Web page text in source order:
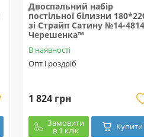
Двоспальний набір
постільної білизни
зі Страйп Сатину №14-4814
Черешенка™
В наявності
Опт і роздріб
1 824 грн
Замовити
в 1 клік Купити